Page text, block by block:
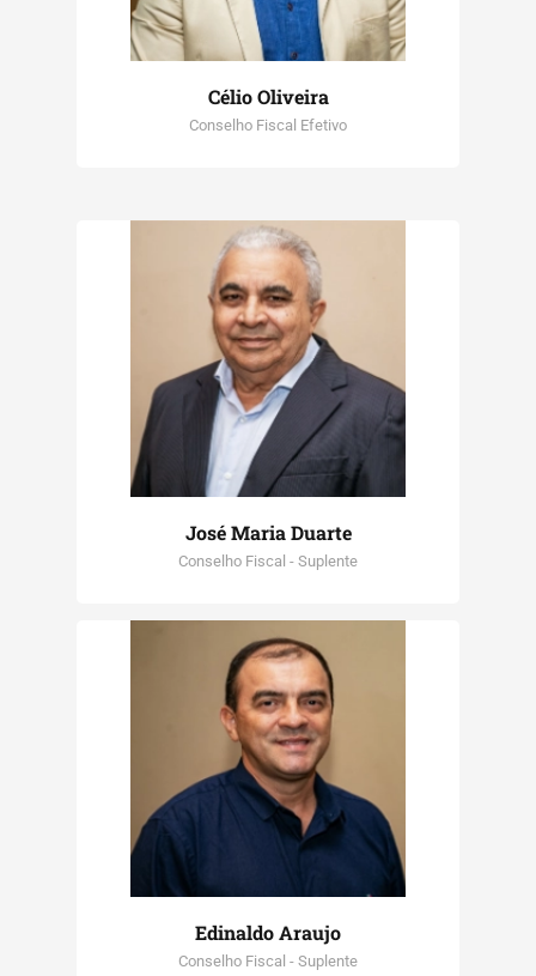
Célio Oliveira
Conselho Fiscal Efetivo
José Maria Duarte
Conselho Fiscal - Suplente
Edinaldo Araujo
Conselho Fiscal - Suplente